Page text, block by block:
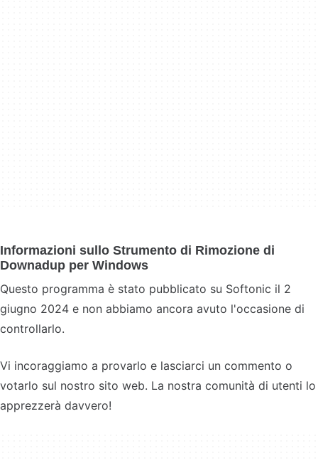
Informazioni sullo Strumento di Rimozione di
Downadup per Windows
Questo programma è stato pubblicato su Softonic il 2
giugno 2024 e non abbiamo ancora avuto l'occasione di
controllarlo.
Vi incoraggiamo a provarlo e lasciarci un commento o
votarlo sul nostro sito web. La nostra comunità di utenti lo
apprezzerà davvero!